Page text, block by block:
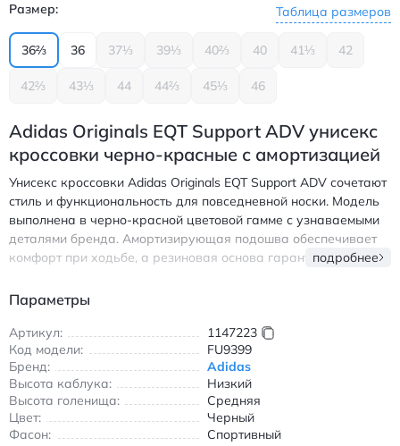
Размер: Таблица размеров
36⅔ 36 37⅓ 39⅓ 40⅔ 40 41⅓ 42
42⅔ 43⅓ 44 44⅔ 45⅓ 46
Adidas Originals EQT Support ADV унисекс
кроссовки черно-красные с амортизацией
Унисекс кроссовки Adidas Originals EQT Support ADV сочетают
стиль и функциональность для повседневной носки. Модель
выполнена в черно-красной цветовой гамме с узнаваемыми
деталями бренда. Амортизирующая подошва обеспечивает
комфорт при ходьбе, а резиновая основа гарантирует
материалы верха сохраняют форму и внешний вид даже при
идеально зафиксировать обувь на ноге, обеспечивая
поддержку свода стопы. Средняя высота голенища и низкий
каблук делают кроссовки универсальными для прогулок,
занятий спортом и городских походов. Дизайн с акцентными
красными вставками подчеркивает спортивный характер
модели, сохраняя элегантность для повседневного
подробнее
Параметры
Артикул:
1147223
Код модели:
FU9399
Бренд:
Adidas
Высота каблука:
Низкий
Высота голенища:
Средняя
Цвет:
Черный
Фасон:
Спортивный